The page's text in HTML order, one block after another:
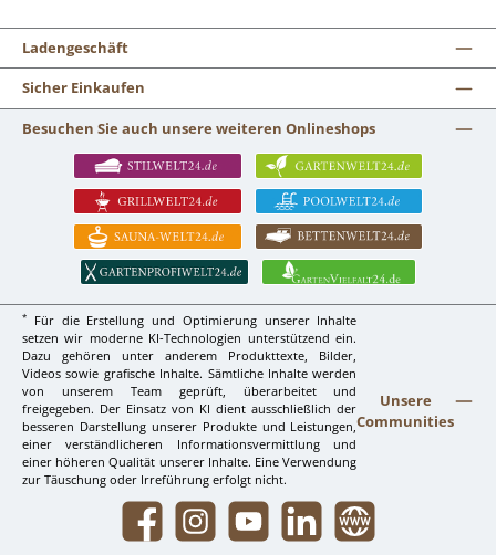
Ladengeschäft
Sicher Einkaufen
Besuchen Sie auch unsere weiteren Onlineshops
*
Für die Erstellung und Optimierung unserer Inhalte
setzen wir moderne KI-Technologien unterstützend ein.
Dazu gehören unter anderem Produkttexte, Bilder,
Videos sowie grafische Inhalte. Sämtliche Inhalte werden
von unserem Team geprüft, überarbeitet und
freigegeben. Der Einsatz von KI dient ausschließlich der
besseren Darstellung unserer Produkte und Leistungen,
einer verständlicheren Informationsvermittlung und
einer höheren Qualität unserer Inhalte. Eine Verwendung
zur Täuschung oder Irreführung erfolgt nicht.
Unsere
Communities
Facebook InstagramYouTube LinkedIn Website